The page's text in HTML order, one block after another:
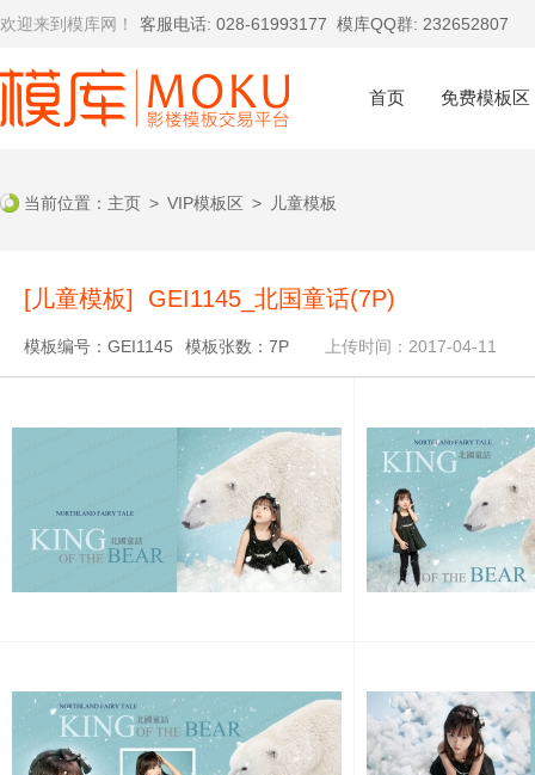
欢迎来到模库网！ 客服电话: 028-61993177 模库QQ群: 232652807
首页 免费模板区
当前位置： 主页 > VIP模板区 > 儿童模板
[儿童模板] GEI1145_北国童话(7P)
模板编号：GEI1145 模板张数：7P 上传时间：2017-04-11